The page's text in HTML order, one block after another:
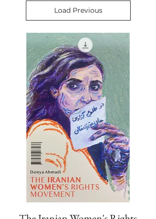
século 20 e 21. Para nós, os jovens
andado, e ao mesmo tempo,
manter repleta confiança nas
nossas leituras e linguagens
modernas de nossos corpos.
A MATA nasceu em solo
brasileiro, visando contribuir para
o cenário político e pagão de
nosso país. Nossa proposta abraça
a diversidade com rigor
revolucionário, considerando as
múltiplas possibilidades de se
lutar contra o sistema. Comunicar
e compartilhar conhecimento é
essencial para um ativismo que,
de acordo com a nossa visão, é
decolonial, feminista
Load Previous